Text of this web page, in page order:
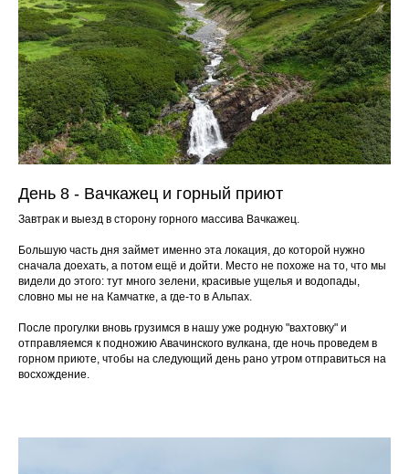
День 8 - Вачкажец и горный приют
Завтрак и выезд в сторону горного массива Вачкажец.
Большую часть дня займет именно эта локация, до которой нужно
сначала доехать, а потом ещё и дойти. Место не похоже на то, что мы
видели до этого: тут много зелени, красивые ущелья и водопады,
словно мы не на Камчатке, а где-то в Альпах.
После прогулки вновь грузимся в нашу уже родную "вахтовку" и
отправляемся к подножию Авачинского вулкана, где ночь проведем в
горном приюте, чтобы на следующий день рано утром отправиться на
восхождение.